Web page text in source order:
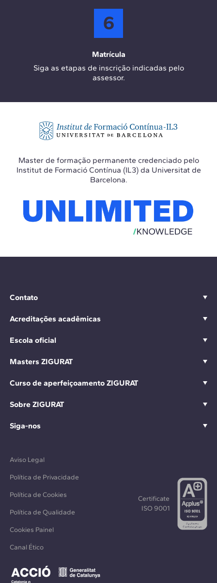
6
Matrícula
Siga as etapas de inscrição indicadas pelo
assessor.
Master de formação permanente credenciado pelo
Institut de Formació Contínua (IL3) da Universitat de
Barcelona.
Contato
Acreditações acadêmicas
Escola oficial
Masters ZIGURAT
Curso de aperfeiçoamento ZIGURAT
Sobre ZIGURAT
Siga-nos
Aviso Legal
Política de Privacidade
Política de Cookies
Política de Qualidade
Cookies Painel
Canal Ético
Certificate
ISO 9001